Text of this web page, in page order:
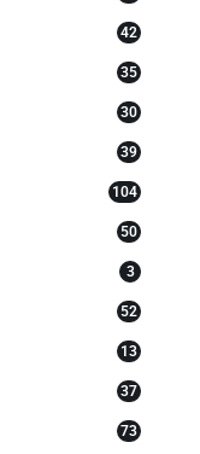
42
35
30
39
104
50
3
52
13
37
73